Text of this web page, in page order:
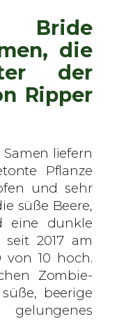
die
der
Ripper
liefern
Pflanze
und sehr
süße Beere,
eine dunkle
2017 am
von 10 hoch.
Zombie-
beerige